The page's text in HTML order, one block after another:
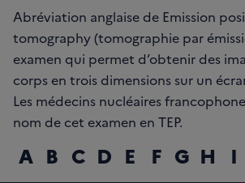
Abréviation anglaise de Emission
tomography (tomographie par
examen qui permet d’obtenir des
corps en trois dimensions sur un
Les médecins nucléaires
nom de cet examen en TEP.
A B C D E F G H I